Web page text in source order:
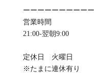
ーーーーーーーーー
営業時間
21:00-翌朝9:00
定休日 火曜日
※たまに連休有り